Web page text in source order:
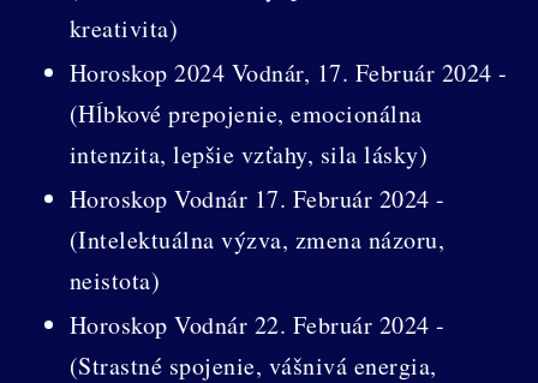
kreativita)
Horoskop 2024 Vodnár, 17. Február 2024 -
(Hĺbkové prepojenie, emocionálna
intenzita, lepšie vzťahy, sila lásky)
Horoskop Vodnár 17. Február 2024 -
(Intelektuálna výzva, zmena názoru,
neistota)
Horoskop Vodnár 22. Február 2024 -
(Strastné spojenie, vášnivá energia,